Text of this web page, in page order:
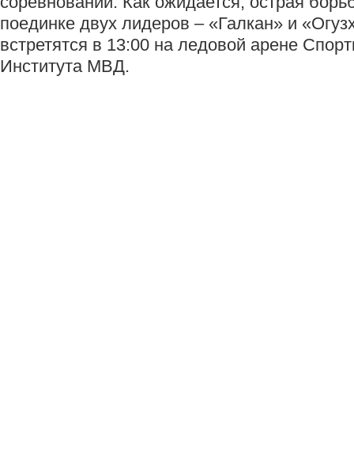
поединке двух лидеров – «Галкан» и
встретятся в 13:00 на ледовой арене
Института МВД.